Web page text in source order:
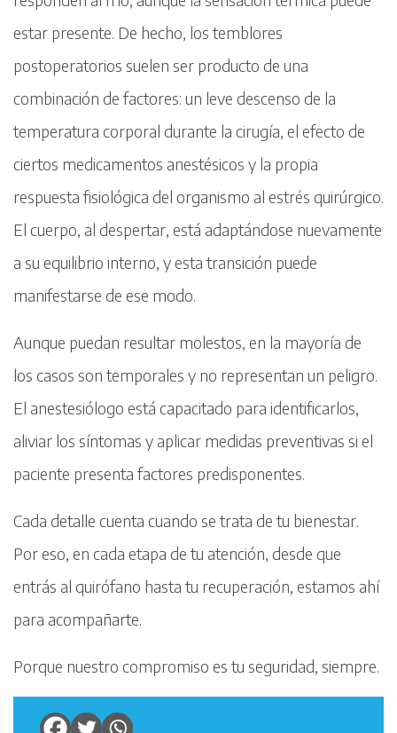
estar presente. De hecho, los temblores
postoperatorios suelen ser producto de una
combinación de factores: un leve descenso de la
temperatura corporal durante la cirugía, el efecto de
ciertos medicamentos anestésicos y la propia
respuesta fisiológica del organismo al estrés quirúrgico.
El cuerpo, al despertar, está adaptándose nuevamente
a su equilibrio interno, y esta transición puede
manifestarse de ese modo.
Aunque puedan resultar molestos, en la mayoría de
los casos son temporales y no representan un peligro.
El anestesiólogo está capacitado para identificarlos,
aliviar los síntomas y aplicar medidas preventivas si el
paciente presenta factores predisponentes.
Cada detalle cuenta cuando se trata de tu bienestar.
Por eso, en cada etapa de tu atención, desde que
entrás al quirófano hasta tu recuperación, estamos ahí
para acompañarte.
Porque nuestro compromiso es tu seguridad, siempre.